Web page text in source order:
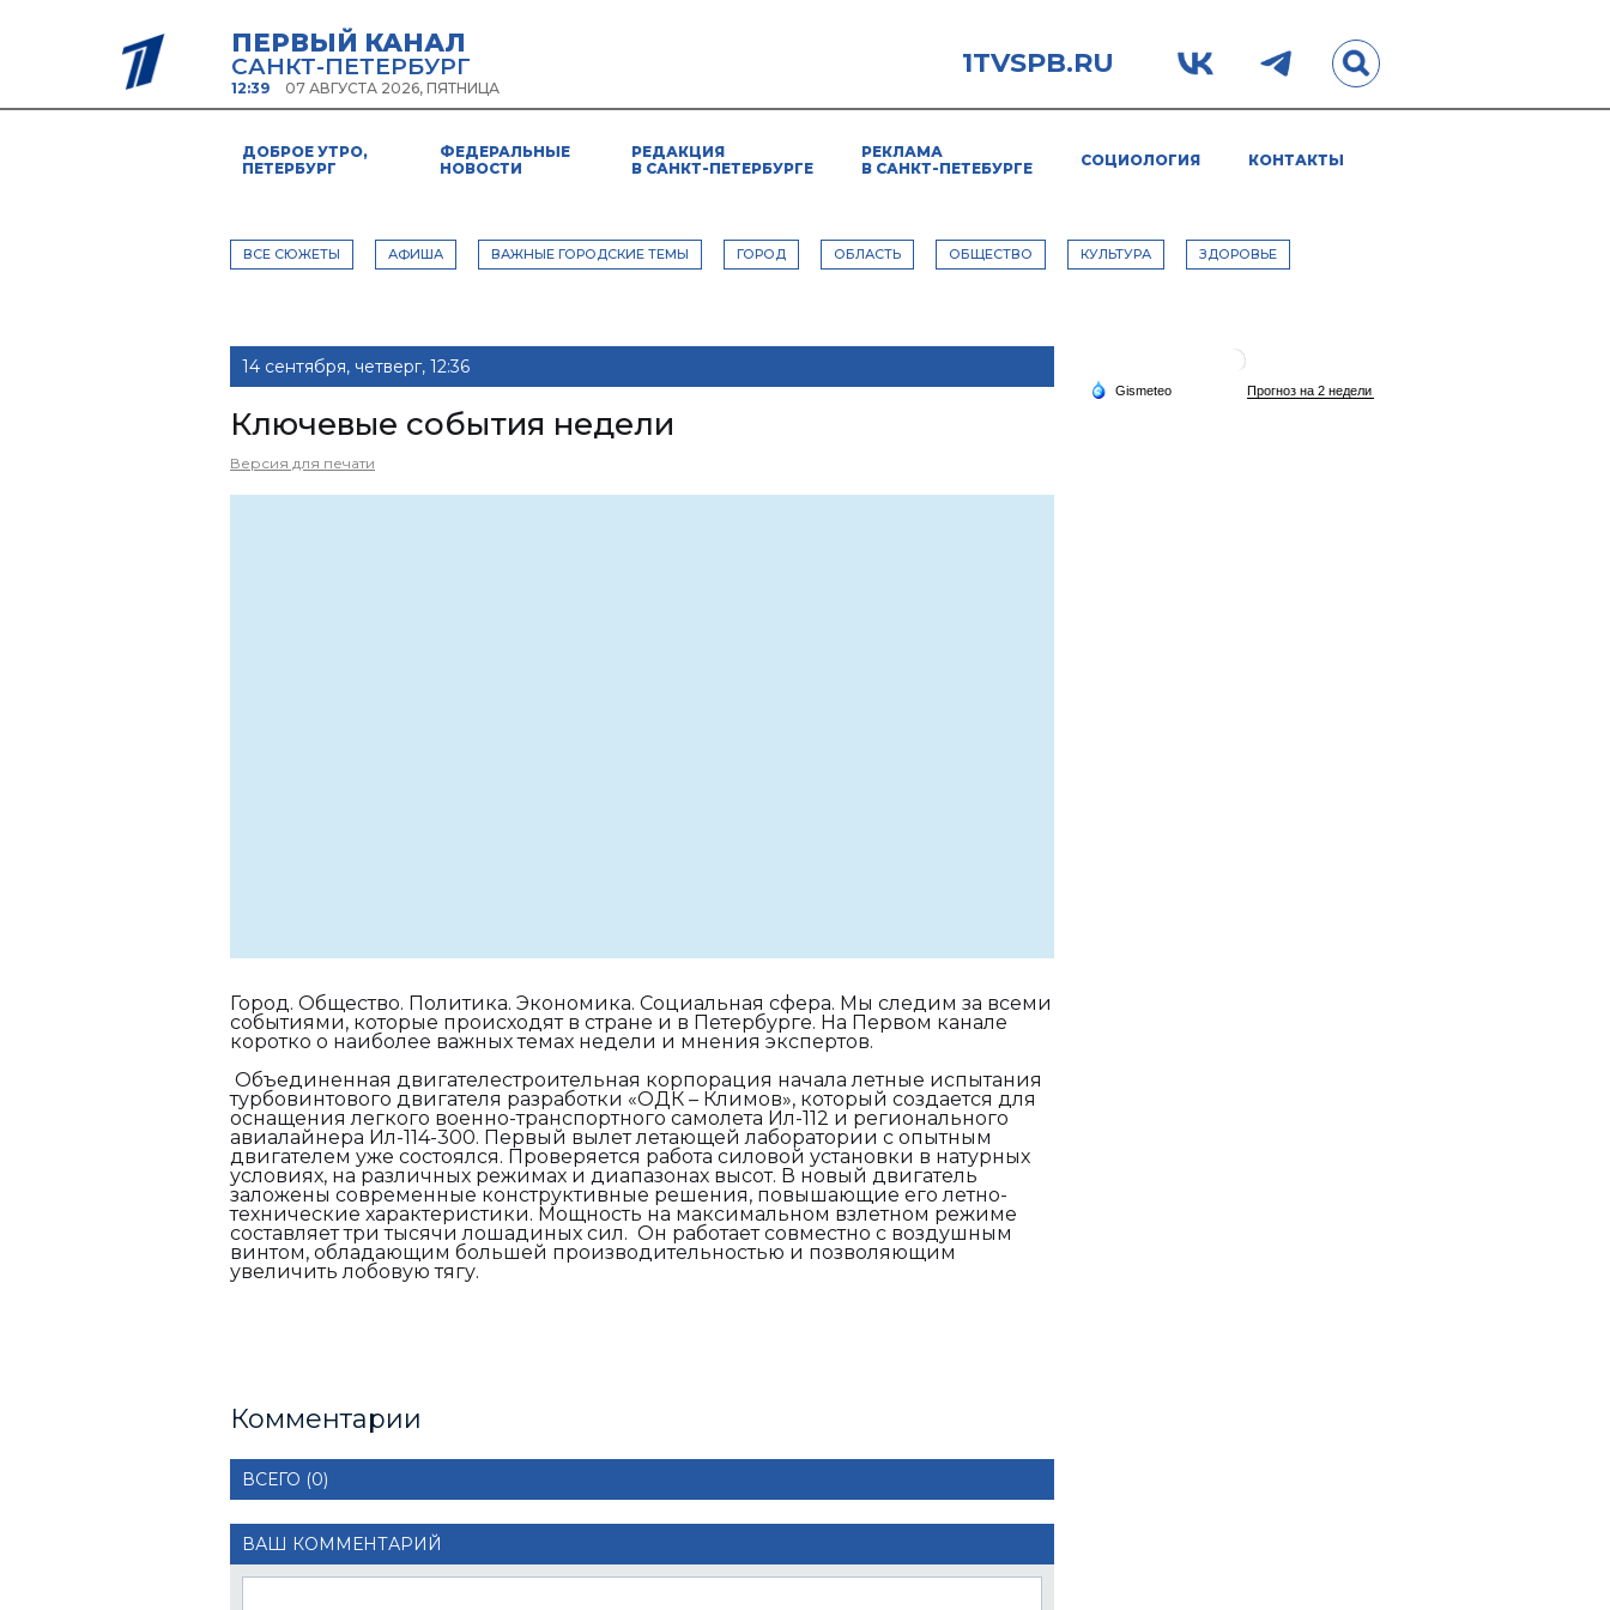
ПЕРВЫЙ КАНАЛ
САНКТ-ПЕТЕРБУРГ
12:39 07 АВГУСТА 2026, ПЯТНИЦА
1TVSPB.RU
ДОБРОЕ УТРО,
ПЕТЕРБУРГ
ФЕДЕРАЛЬНЫЕ
НОВОСТИ
РЕДАКЦИЯ
В САНКТ-ПЕТЕРБУРГЕ
РЕКЛАМА
В САНКТ-ПЕТЕБУРГЕ
СОЦИОЛОГИЯ КОНТАКТЫ
ВСЕ СЮЖЕТЫ АФИША ВАЖНЫЕ ГОРОДСКИЕ ТЕМЫ ГОРОД ОБЛАСТЬ ОБЩЕСТВО КУЛЬТУРА ЗДОРОВЬЕ
14 сентября, четверг, 12:36
Ключевые события недели
Версия для печати
Город. Общество. Политика. Экономика. Социальная сфера. Мы следим за всеми
событиями, которые происходят в стране и в Петербурге. На Первом канале
коротко о наиболее важных темах недели и мнения экспертов.
Объединенная двигателестроительная корпорация начала летные испытания
турбовинтового двигателя разработки «ОДК – Климов», который создается для
оснащения легкого военно-транспортного самолета Ил-112 и регионального
авиалайнера Ил-114-300. Первый вылет летающей лаборатории с опытным
двигателем уже состоялся. Проверяется работа силовой установки в натурных
условиях, на различных режимах и диапазонах высот. В новый двигатель
заложены современные конструктивные решения, повышающие его летно-
технические характеристики. Мощность на максимальном взлетном режиме
составляет три тысячи лошадиных сил. Он работает совместно с воздушным
винтом, обладающим большей производительностью и позволяющим
увеличить лобовую тягу.
Комментарии
ВСЕГО (0)
ВАШ КОММЕНТАРИЙ